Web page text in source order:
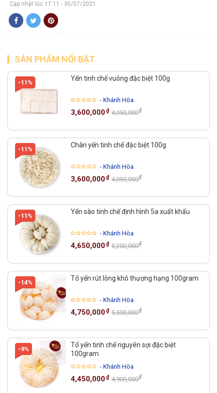
Cập nhật lúc 17:11 - 30/07/2021
SẢN PHẨM NỔI BẬT
-11%
Yến tinh chế vuông đặc biệt 100g
- Khánh Hòa
3,600,000₫ 4,050,000₫
-11%
Chân yến tinh chế đặc biệt 100g
- Khánh Hòa
3,600,000₫ 4,050,000₫
-11%
Yến sào tinh chế định hình 5a xuất khẩu
- Khánh Hòa
4,650,000₫ 5,200,000₫
-14%
Tổ yến rút lông khô thượng hạng 100gram
- Khánh Hòa
4,750,000₫ 5,500,000₫
-9%
Tổ yến tinh chế nguyên sợi đặc biệt
100gram
- Khánh Hòa
4,450,000₫ 4,900,000₫